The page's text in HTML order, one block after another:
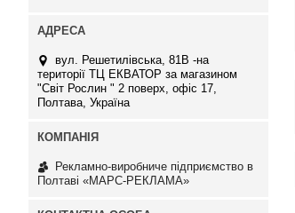
вул. Решетилівська, 81В -на
території ТЦ ЕКВАТОР за магазином
"Світ Рослин " 2 поверх, офіс 17,
Полтава, Україна
Рекламно-виробниче підприємство в
Полтаві «МАРС-РЕКЛАМА»